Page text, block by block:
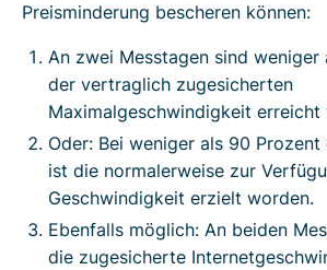
Preisminderung bescheren können:
An zwei Messtagen sind weniger
der vertraglich zugesicherten
Maximalgeschwindigkeit erreicht
Oder: Bei weniger als 90 Prozent
ist die normalerweise zur
Geschwindigkeit erzielt worden.
Ebenfalls möglich: An beiden
die zugesicherte